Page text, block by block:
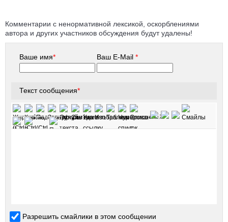
Комментарии с ненормативной лексикой, оскорблениями
автора и других участников обсуждения будут удалены!
Ваше имя* Ваш E-Mail*
Текст сообщения*
Разрешить смайлики в этом сообщении